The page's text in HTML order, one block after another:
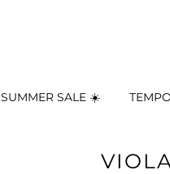
SUMMER SALE ☀️